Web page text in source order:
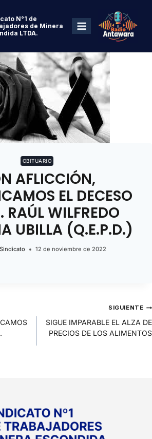
N°1 de
de Minera
LTDA.
OBITUARIO
AFLICCIÓN,
EL DECESO
RAÚL WILFREDO
UBILLA (Q.E.P.D.)
12 de noviembre de 2022
SIGUIENTE
SIGUE IMPARABLE EL ALZA DE
PRECIOS DE LOS ALIMENTOS